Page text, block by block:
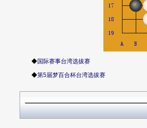
◆国际赛事台湾选拔赛
◆第5届梦百合杯台湾选拔赛